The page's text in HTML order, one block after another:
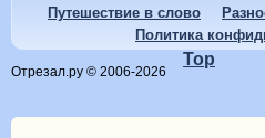
Путешествие в слово
Политика
Отрезал.ру © 2006-2026
Top